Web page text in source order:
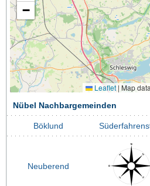
−
Leaflet | Map
Nübel Nachbargemeinden
Böklund
Neuberend